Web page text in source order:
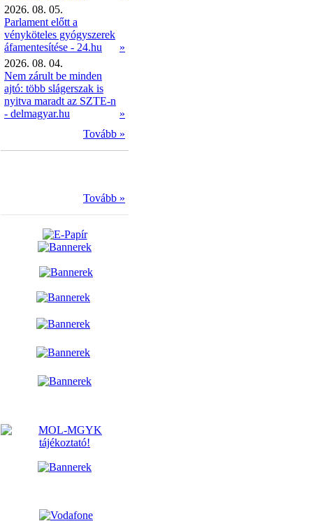
2026. 08. 05.
Parlament előtt a
vényköteles gyógyszerek
áfamentesítése - 24.hu
»
2026. 08. 04.
Nem zárult be minden
ajtó: több slágerszak is
nyitva maradt az SZTE-n
- delmagyar.hu
»
Tovább »
Tovább »